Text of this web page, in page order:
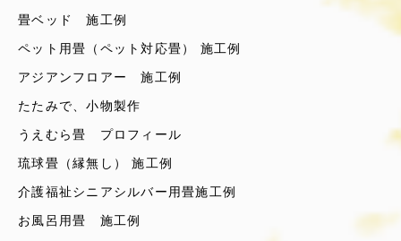
畳ベッド 施工例
ペット用畳（ペット対応畳） 施工例
アジアンフロアー 施工例
たたみで、小物製作
うえむら畳 プロフィール
琉球畳（縁無し） 施工例
介護福祉シニアシルバー用畳施工例
お風呂用畳 施工例